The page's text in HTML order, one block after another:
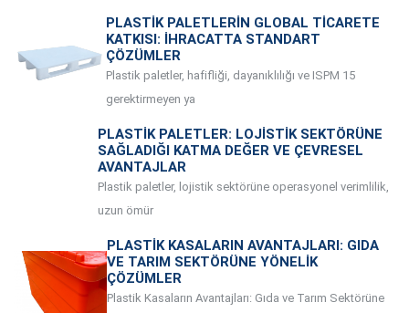
PLASTIK PALETLERIN GLOBAL TICARETE
KATKISI: İHRACATTA STANDART
ÇÖZÜMLER
Plastik paletler, hafifliği, dayanıklılığı ve ISPM 15
gerektirmeyen ya
PLASTIK PALETLER: LOJISTIK SEKTÖRÜNE
SAĞLADIĞI KATMA DEĞER VE ÇEVRESEL
AVANTAJLAR
Plastik paletler, lojistik sektörüne operasyonel verimlilik,
uzun ömür
PLASTIK KASALARIN AVANTAJLARI: GIDA
VE TARIM SEKTÖRÜNE YÖNELIK
ÇÖZÜMLER
Plastik Kasaların Avantajları: Gıda ve Tarım Sektörüne